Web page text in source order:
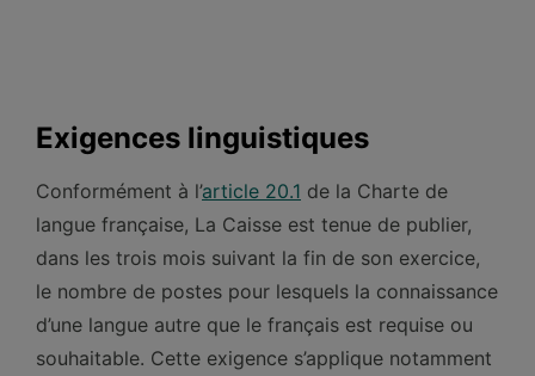
Exigences linguistiques
Conformément à l’article 20.1 de la Charte de
langue française, La Caisse est tenue de publier,
dans les trois mois suivant la fin de son exercice,
le nombre de postes pour lesquels la connaissance
d’une langue autre que le français est requise ou
souhaitable. Cette exigence s’applique notamment